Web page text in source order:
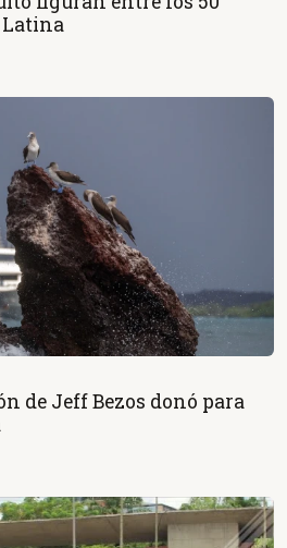
Latina
de Jeff Bezos donó para